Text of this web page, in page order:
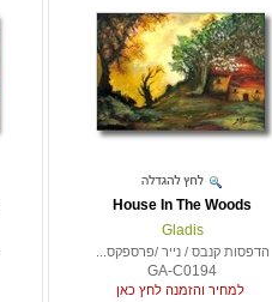
House In The Woods
Gladis
הדפסות קנבס / נייר /פרספקס...
GA-C0194
למחיר והזמנה לחץ כאן